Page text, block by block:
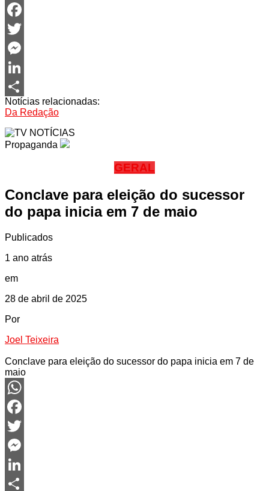
WhatsApp
Facebook
Twitter
Messenger
LinkedIn
Share
Notícias relacionadas:
Da Redação
Propaganda
GERAL
Conclave para eleição do sucessor
do papa inicia em 7 de maio
Publicados
1 ano atrás
em
28 de abril de 2025
Por
Joel Teixeira
Conclave para eleição do sucessor do papa inicia em 7 de
maio
WhatsApp
Facebook
Twitter
Messenger
LinkedIn